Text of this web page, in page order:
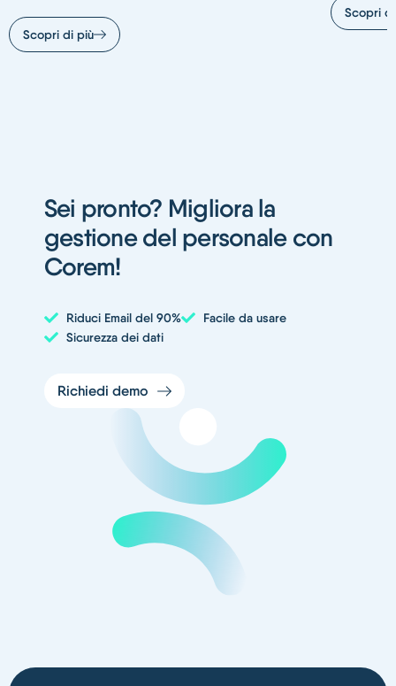
Scopri di più
Scopri
Sei pronto? Migliora la
gestione del personale con
Corem!
Riduci Email del 90%
Facile da usare
Sicurezza dei dati
Richiedi demo